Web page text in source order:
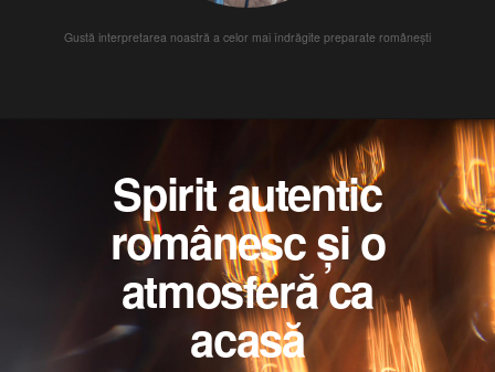
Gustă interpretarea noastră a celor mai îndrăgite preparate românești
Spirit autentic
românesc și o
atmosferă ca
acasă